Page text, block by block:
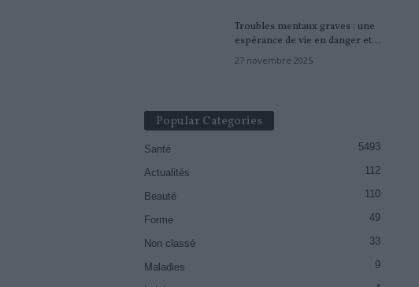
Troubles mentaux graves : une
espérance de vie en danger et...
27 novembre 2025
Popular Categories
Santé 5493
Actualités 112
Beauté 110
Forme 49
Non classé 33
Maladies 9